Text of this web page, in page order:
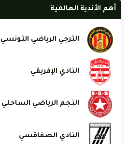
أهم الأندية العالمية
الترجي الرياضي التونسي
النادي الإفريقي
النجم الرياضي الساحلي
النادي الصفاقسي